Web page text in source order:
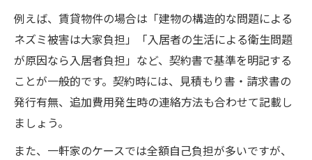
例えば、賃貸物件の場合は「建物の構造的な問題による
ネズミ被害は大家負担」「入居者の生活による衛生問題
が原因なら入居者負担」など、契約書で基準を明記する
ことが一般的です。契約時には、見積もり書・請求書の
発行有無、追加費用発生時の連絡方法も合わせて記載し
ましょう。
また、一軒家のケースでは全額自己負担が多いですが、